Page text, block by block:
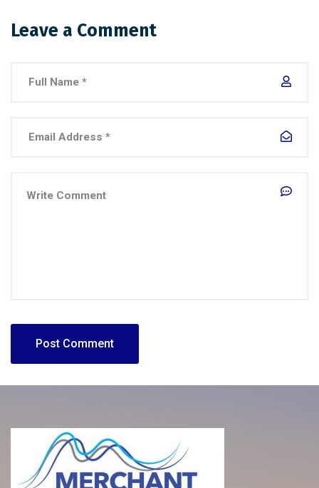
Leave a Comment